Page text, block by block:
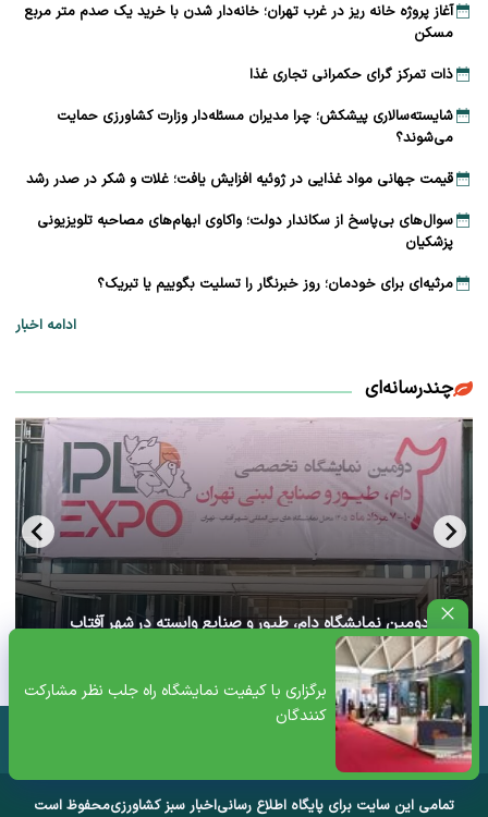
برگزاری با کیفیت نمایشگاه راه جلب نظر مشارکت‌
کنندگان
آغاز پروژه خانه ریز در غرب تهران؛ خانه‌دار شدن با خرید یک صدم متر مربع
مسکن
ذات تمرکز گرای حکمرانی تجاری غذا
شایسته‌سالاری پیشکش؛ چرا مدیران مسئله‌دار وزارت کشاورزی حمایت
می‌شوند؟
قیمت جهانی مواد غذایی در ژوئیه افزایش یافت؛ غلات و شکر در صدر رشد
سوال‌های بی‌پاسخ از سکاندار دولت؛ واکاوی ابهام‌های مصاحبه تلویزیونی
پزشکیان
مرثیه‌ای برای خودمان؛ روز خبرنگار را تسلیت بگوییم یا تبریک؟
ادامه اخبار
چندرسانه‌ای
آغاز دومین نمایشگاه دام، طیور و صنایع وابسته در شهر آفتاب
تهران+ ویدئو
تمامی این سایت برای پایگاه اطلاع رسانیاخبار سبز کشاورزیمحفوظ است